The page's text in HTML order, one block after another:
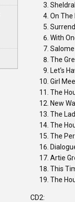
On The
With
Salome
The
Let's
Girl
The
New
The
The
The
Artie
This
The
CD2: